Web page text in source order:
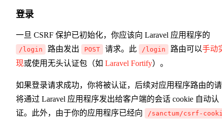
登录
一旦 CSRF 保护已初始化，你应该向 Laravel 应用程序的
/login 路由发出 POST 请求。此 /login 路由可以手动
现或使用无头认证包（如 Laravel Fortify）。
如果登录请求成功，你将被认证，后续对应用程序路由的
将通过 Laravel 应用程序发出给客户端的会话 cookie 自动认
证。此外，由于你的应用程序已经向
/sanctum/csrf-